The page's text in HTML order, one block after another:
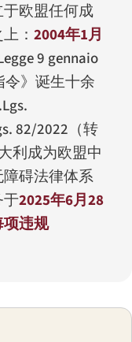
欧盟任何成
： 2004年1月
9 gennaio
令》诞生十余
82/2022 （转
利成为欧盟中
碍法律体系
于2025年6月28
项违规